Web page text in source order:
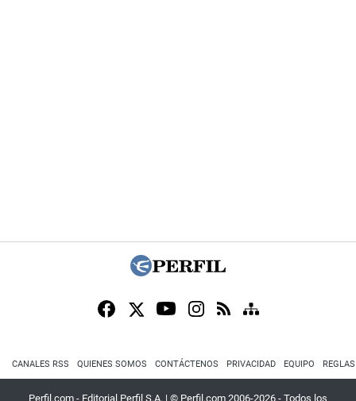
CANALES RSS QUIENES SOMOS CONTÁCTENOS PRIVACIDAD EQUIPO
Perfil.com - Editorial Perfil S.A. | © Perfil.com 2006-2026 - Todos los